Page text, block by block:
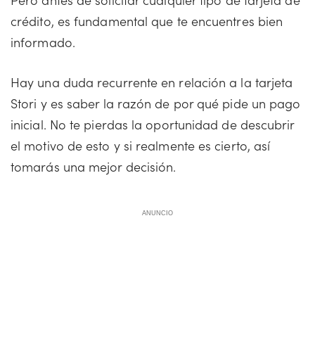
crédito, es fundamental que te encuentres bien
informado.
Hay una duda recurrente en relación a la tarjeta
Stori y es saber la razón de por qué pide un pago
inicial. No te pierdas la oportunidad de descubrir
el motivo de esto y si realmente es cierto, así
tomarás una mejor decisión.
ANUNCIO